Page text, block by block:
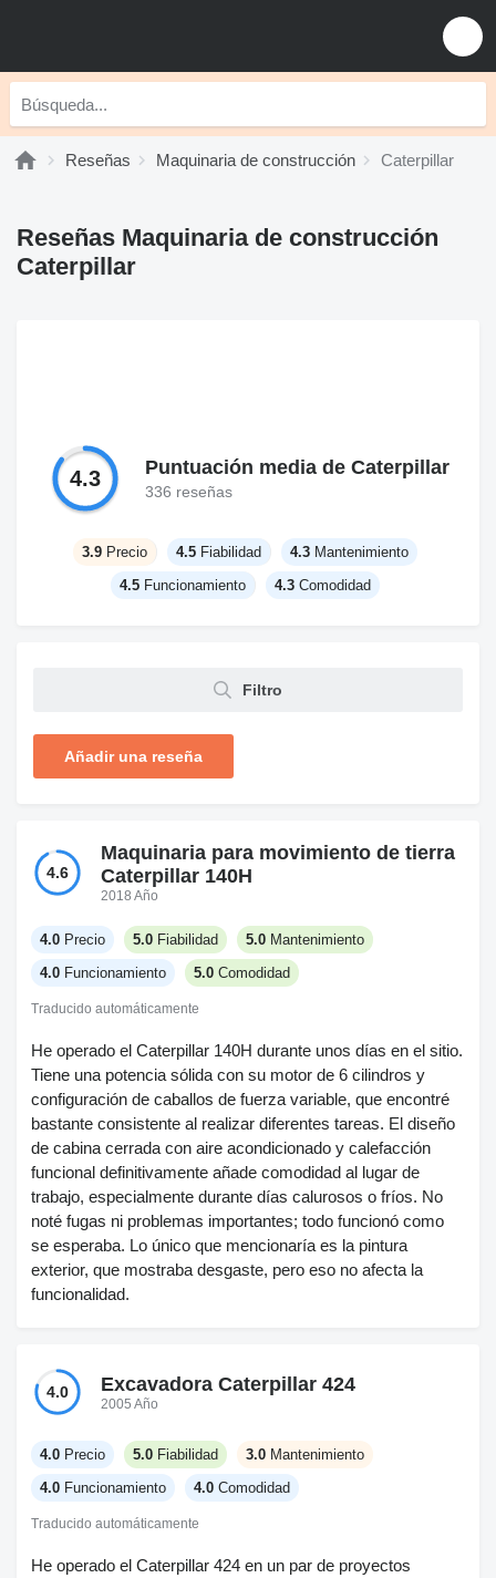
Reseñas Maquinaria de construcción Caterpillar
Reseñas Maquinaria de construcción
Caterpillar
4.3 Puntuación media de Caterpillar
336 reseñas
3.9 Precio 4.5 Fiabilidad 4.3 Mantenimiento
4.5 Funcionamiento 4.3 Comodidad
Filtro
Añadir una reseña
4.6
Maquinaria para movimiento de tierra
Caterpillar 140H
2018 Año
4.0 Precio 5.0 Fiabilidad 5.0 Mantenimiento
4.0 Funcionamiento 5.0 Comodidad
Traducido automáticamente
He operado el Caterpillar 140H durante unos días en el sitio.
Tiene una potencia sólida con su motor de 6 cilindros y
configuración de caballos de fuerza variable, que encontré
bastante consistente al realizar diferentes tareas. El diseño
de cabina cerrada con aire acondicionado y calefacción
funcional definitivamente añade comodidad al lugar de
trabajo, especialmente durante días calurosos o fríos. No
noté fugas ni problemas importantes; todo funcionó como
se esperaba. Lo único que mencionaría es la pintura
exterior, que mostraba desgaste, pero eso no afecta la
funcionalidad.
4.0 Excavadora Caterpillar 424
2005 Año
4.0 Precio 5.0 Fiabilidad 3.0 Mantenimiento
4.0 Funcionamiento 4.0 Comodidad
Traducido automáticamente
He operado el Caterpillar 424 en un par de proyectos